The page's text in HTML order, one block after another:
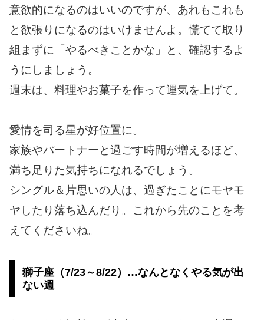
意欲的になるのはいいのですが、あれもこれも
と欲張りになるのはいけませんよ。慌てて取り
組まずに「やるべきことかな」と、確認するよ
うにしましょう。
週末は、料理やお菓子を作って運気を上げて。
愛情を司る星が好位置に。
家族やパートナーと過ごす時間が増えるほど、
満ち足りた気持ちになれるでしょう。
シングル＆片思いの人は、過ぎたことにモヤモ
ヤしたり落ち込んだり。これから先のことを考
えてくださいね。
獅子座（7/23～8/22）…なんとなくやる気が出
ない週